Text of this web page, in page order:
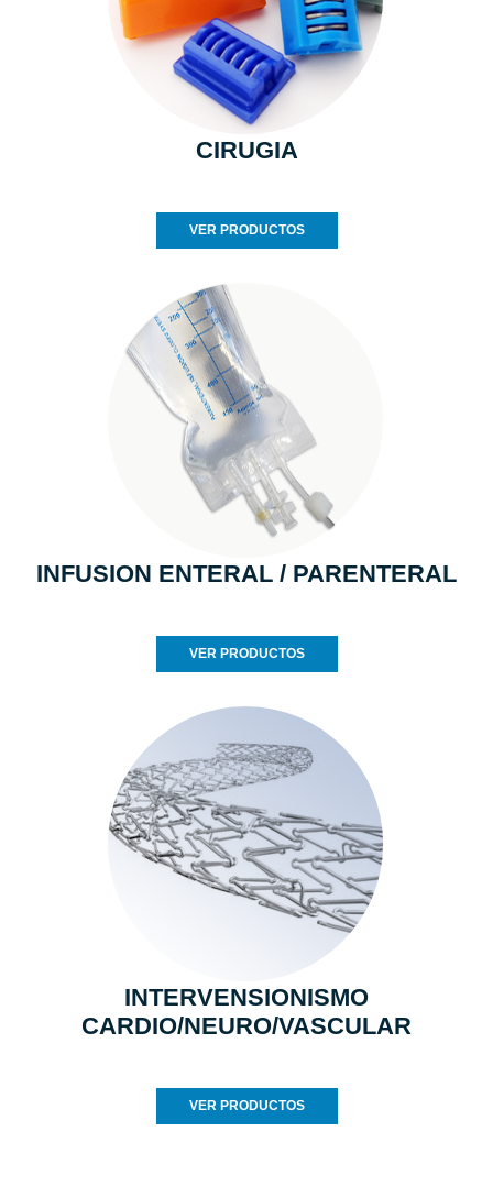
CIRUGIA
VER PRODUCTOS
INFUSION ENTERAL / PARENTERAL
VER PRODUCTOS
INTERVENSIONISMO
CARDIO/NEURO/VASCULAR
VER PRODUCTOS